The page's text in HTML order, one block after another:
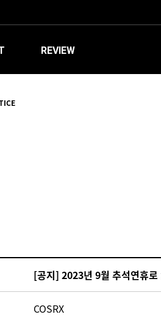
REVIEW
[공지] 2023년 9월 추석연휴로
COSRX